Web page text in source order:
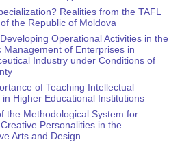
Realities from the TAFL
the Republic of Moldova
Operational Activities in the
Management of Enterprises in
Industry under Conditions of
of Teaching Intellectual
in Higher Educational Institutions
the Methodological System for
Personalities in the
Arts and Design